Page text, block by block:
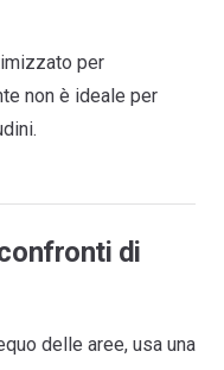
per
non è ideale per
di
delle aree, usa una